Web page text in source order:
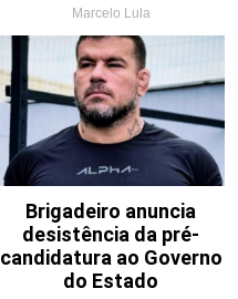
Marcelo Lula
Brigadeiro anuncia
desistência da pré-
candidatura ao Governo
do Estado